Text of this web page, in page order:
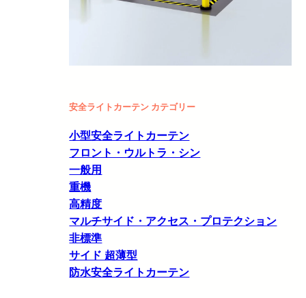
安全ライトカーテン カテゴリー
小型安全ライトカーテン
フロント・ウルトラ・シン
一般用
重機
高精度
マルチサイド・アクセス・プロテクション
非標準
サイド 超薄型
防水安全ライトカーテン